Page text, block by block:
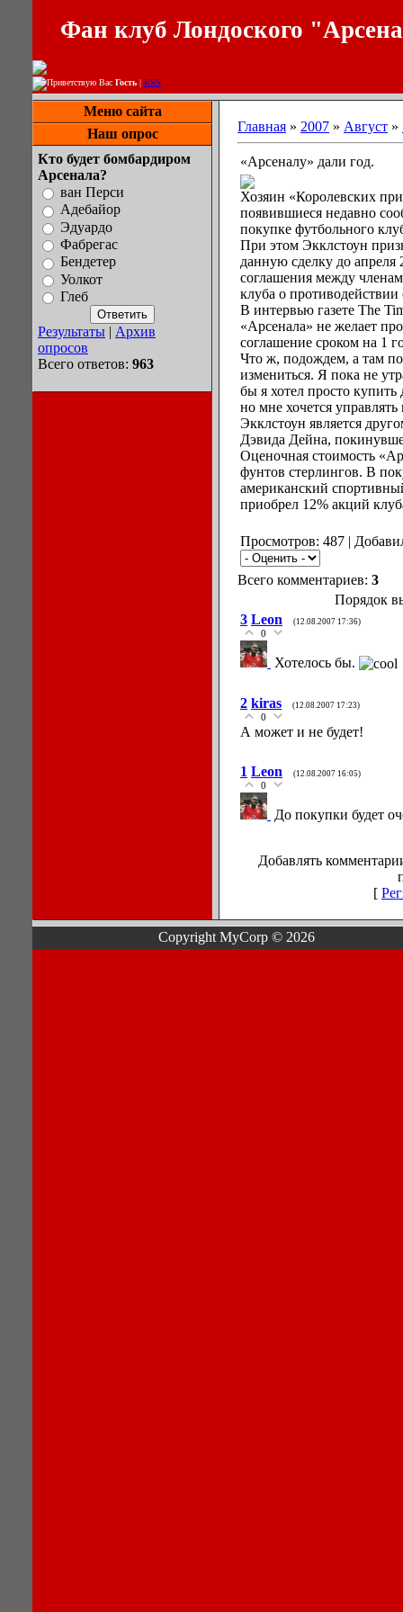
Фан клуб Лондоского
Приветствую Вас Гость | RSS
Меню сайта
Наш опрос
Кто будет бомбардиром
Арсенала?
ван Перси
Адебайор
Эдуардо
Фабрегас
Бендетер
Уолкот
Глеб
Результаты | Архив
опросов
Всего ответов: 963
Главная » 2007 » Август »
«Арсеналу» дали год.
Хозяин «Королевских
появившиеся недавно
покупке футбольного
При этом Экклстоун
данную сделку до апреля
соглашения между
клуба о противодействии
В интервью газете The
«Арсенала» не желает
соглашение сроком на 1
Что ж, подождем, а там
измениться. Я пока не
бы я хотел просто
но мне хочется
Экклстоун является
Дэвида Дейна,
Оценочная стоимость
фунтов стерлингов. В
американский
приобрел 12% акций
Просмотров: 487 |
Всего комментариев: 3
Порядок
3 Leon (12.08.2007 17:36)
0
Хотелось бы.
2 kiras (12.08.2007 17:23)
0
А может и не будет!
1 Leon (12.08.2007 16:05)
0
До покупки будет
Добавлять
[
Copyright MyCorp © 2026